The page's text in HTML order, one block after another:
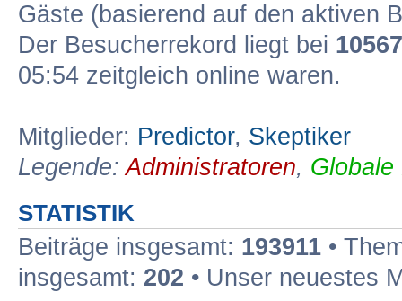
Gäste (basierend auf den aktiven
Der Besucherrekord liegt bei 10567
05:54 zeitgleich online waren.
Mitglieder: Predictor, Skeptiker
Legende:Administratoren, Globale
STATISTIK
Beiträge insgesamt: 193911 •
insgesamt: 202 • Unser neuestes